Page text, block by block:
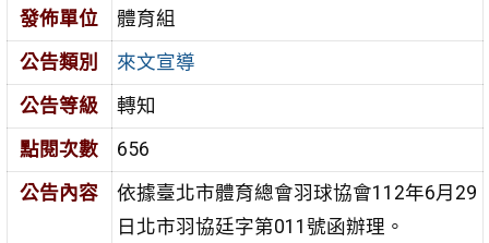
發佈單位
體育組
公告類別
來文宣導
公告等級
轉知
點閱次數
656
公告內容
依據臺北市體育總會羽球協會112年6月29
日北市羽協廷字第011號函辦理。